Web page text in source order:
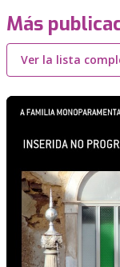
Más
Ver la lista